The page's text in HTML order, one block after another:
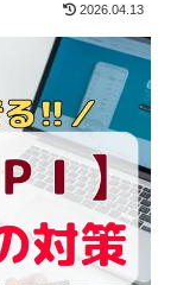
2026.04.13